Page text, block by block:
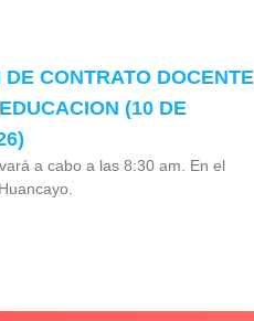
CONTRATO DOCENTE
(10 DE
a cabo a las 8:30 am. En el